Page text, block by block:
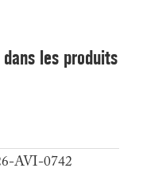
les produits
AVI-0742